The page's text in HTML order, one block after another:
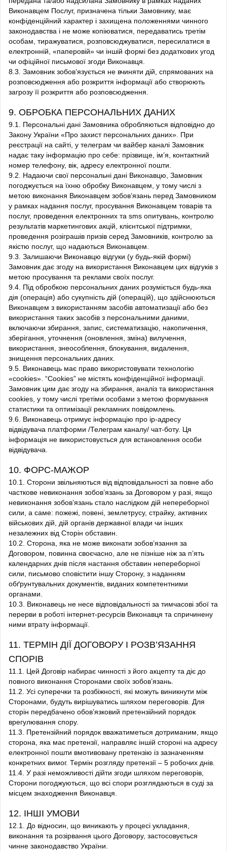
Виконавцем Послуг, призначена тільки Замовнику, має
конфіденційний характер і захищена положеннями чинного
законодавства і не може копіюватися, передаватись третім
особам, тиражуватися, розповсюджуватися, пересилатися в
електронній, «паперовій» чи іншій формі без додаткових угод
чи офіційної письмової згоди Виконавця.
8.3. Замовник зобов’язується не вчиняти дій, спрямованих на
розповсюдження або розкриття інформації або створюють
загрозу її розкриття або розповсюдження.
9. ОБРОБКА ПЕРСОНАЛЬНИХ ДАНИХ
9.1. Персональні дані Замовника обробляються відповідно до
Закону України «Про захист персональних даних». При
реєстрації на сайті, у телеграм чи вайбер каналі Замовник
надає таку інформацію про себе: прізвище, ім’я, контактний
номер телефону, вік, адресу електронної пошти.
9.2. Надаючи свої персональні дані Виконавцю, Замовник
погоджується на їхню обробку Виконавцем, у тому числі з
метою виконання Виконавцем зобов’язань перед Замовником
у рамках надання послуг, просування Виконавцем товарів та
послуг, проведення електронних та sms опитувань, контролю
результатів маркетингових акцій, клієнтської підтримки,
проведення розіграшів призів серед Замовників, контролю за
якістю послуг, що надаються Виконавцем.
9.3. Залишаючи Виконавцю відгуки (у будь-якій формі)
Замовник дає згоду на використання Виконавцем цих відгуків з
метою просування та реклами своїх послуг.
9.4. Під обробкою персональних даних розуміється будь-яка
дія (операція) або сукупність дій (операцій), що здійснюються
Виконавцем з використанням засобів автоматизації або без
використання таких засобів з персональними даними,
включаючи збирання, запис, систематизацію, накопичення,
зберігання, уточнення (оновлення, зміна) вилучення,
використання, знеособлення, блокування, видалення,
знищення персональних даних.
9.5. Виконавець має право використовувати технологію
«cookies». “Cookies” не містять конфіденційної інформації.
Замовник цим дає згоду на збирання, аналіз та використання
cookies, у тому числі третіми особами з метою формування
статистики та оптимізації рекламних повідомлень.
9.6. Виконавець отримує інформацію про ip-адресу
відвідувача платформи /Телеграм каналу/ чат-боту. Ця
інформація не використовується для встановлення особи
відвідувача.
10. ФОРС-МАЖОР
10.1. Сторони звільняються від відповідальності за повне або
часткове невиконання зобов’язань за Договором у разі, якщо
невиконання зобов’язань стало наслідком дій непереборної
сили, а саме: пожежі, повені, землетрусу, страйку, активних
військових дій, дій органів державної влади чи інших
незалежних від Сторін обставин.
10.2. Сторона, яка не може виконати зобов’язання за
Договором, повинна своєчасно, але не пізніше ніж за п’ять
календарних днів після настання обставин непереборної
сили, письмово сповістити іншу Сторону, з наданням
обґрунтувальних документів, виданих компетентними
органами.
10.3. Виконавець не несе відповідальності за тимчасові збої та
перерви в роботі інтернет-ресурсів Виконавця та спричинену
ними втрату інформації.
11. ТЕРМІН ДІЇ ДОГОВОРУ І РОЗВ’ЯЗАННЯ
СПОРІВ
11.1. Цей Договір набирає чинності з його акцепту та діє до
повного виконання Сторонами своїх зобов’язань.
11.2. Усі суперечки та розбіжності, які можуть виникнути між
Сторонами, будуть вирішуватись шляхом переговорів. Для
сторін передбачено обов’язковий претензійний порядок
врегулювання спору.
11.3. Претензійний порядок вважатиметься дотриманим, якщо
сторона, яка має претензії, направляє іншій стороні на адресу
електронної пошти вмотивовану претензію із зазначенням
конкретних вимог. Термін розгляду претензії – 5 робочих днів.
11.4. У разі неможливості дійти згоди шляхом переговорів,
Сторони погоджуються, що всі спори розглядаються в суді за
місцем знаходження Виконавця.
12. ІНШІ УМОВИ
12.1. До відносин, що виникають у процесі укладання,
виконання та розірвання цього Договору, застосовується
чинне законодавство України.